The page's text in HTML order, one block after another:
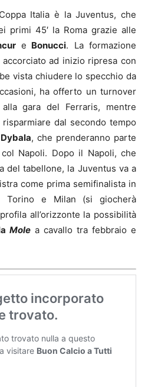
Italia è la Juventus, che
primi 45′ la Roma grazie alle
e Bonucci. La formazione
ad inizio ripresa con
vista chiudere lo specchio da
ha offerto un turnover
gara del Ferraris, mentre
dal secondo tempo
Dybala, che prenderanno parte
Napoli. Dopo il Napoli, che
del tabellone, la Juventus va a
come prima semifinalista in
Torino e Milan (si giocherà
all’orizzonte la possibilità
Mole a cavallo tra febbraio e